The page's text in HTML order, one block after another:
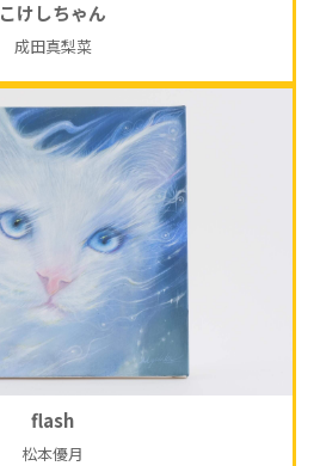
こけしちゃん
成田真梨菜
flash
松本優月